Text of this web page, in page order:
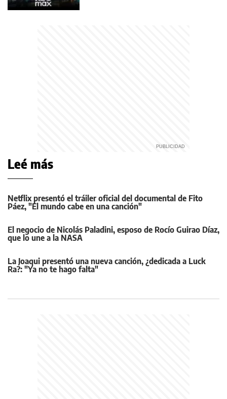
Leé más
Netflix presentó el tráiler oficial del documental de Fito
Páez, "El mundo cabe en una canción"
El negocio de Nicolás Paladini, esposo de Rocío Guirao Díaz,
que lo une a la NASA
La Joaqui presentó una nueva canción, ¿dedicada a Luck
Ra?: "Ya no te hago falta"